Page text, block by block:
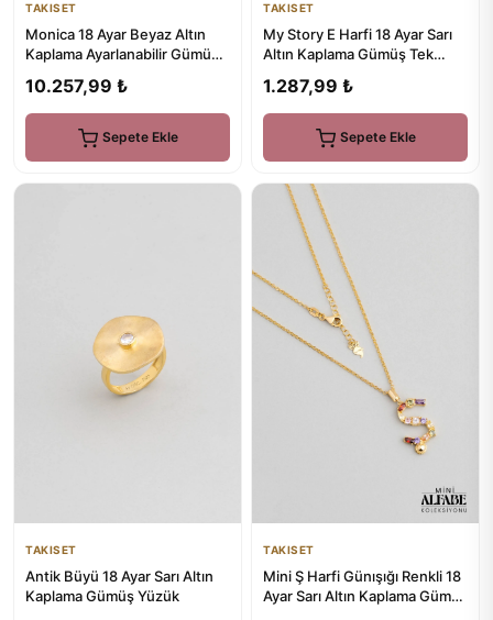
TAKISET
Monica 18 Ayar Beyaz Altın
Kaplama Ayarlanabilir Gümüş
10.257,99 ₺
Sepete Ekle
TAKISET
My Story E Harfi 18 Ayar Sarı
Altın Kaplama Gümüş Tek
1.287,99 ₺
Sepete Ekle
TAKISET
Antik Büyü 18 Ayar Sarı Altın
Kaplama Gümüş Yüzük
TAKISET
Mini Ş Harfi Günışığı Renkli 18
Ayar Sarı Altın Kaplama Gümüş